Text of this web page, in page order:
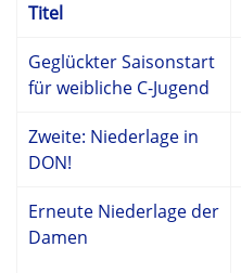
Titel
Geglückter Saisonstart
für weibliche C-Jugend
Zweite: Niederlage in
DON!
Erneute Niederlage der
Damen